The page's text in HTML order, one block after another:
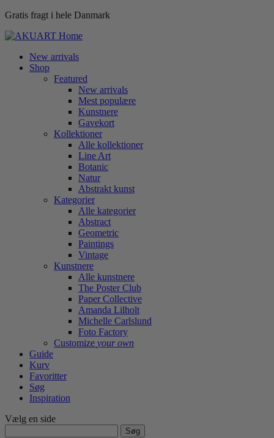
Gratis fragt i hele Danmark
New arrivals
Shop
Featured
New arrivals
Mest populære
Kunstnere
Gavekort
Kollektioner
Alle kollektioner
Line Art
Botanic
Natur
Abstrakt kunst
Kategorier
Alle kategorier
Abstract
Geometric
Paintings
Vintage
Kunstnere
Alle kunstnere
The Poster Club
Paper Collective
Amanda Lilholt
Michelle Carlslund
Foto Factory
Customize your own
Guide
Kurv
Favoritter
Søg
Inspiration
Vælg en side